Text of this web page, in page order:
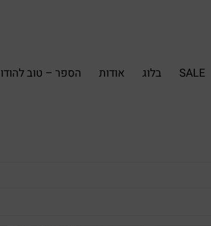
SALE בלוג אודות הספר – טוב